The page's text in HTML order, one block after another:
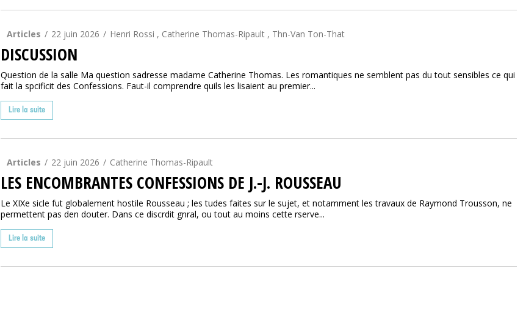
Articles 22 juin 2026 Henri Rossi , Catherine Thomas-Ripault , Thn-Van Ton-That
DISCUSSION
Question de la salle Ma question sadresse madame Catherine Thomas. Les romantiques ne semblent pas du tout sensibles ce qui
fait la spcificit des Confessions. Faut-il comprendre quils les lisaient au premier...
Lire la suite
Articles 22 juin 2026 Catherine Thomas-Ripault
LES ENCOMBRANTES CONFESSIONS DE J.-J. ROUSSEAU
Le XIXe sicle fut globalement hostile Rousseau ; les tudes faites sur le sujet, et notamment les travaux de Raymond Trousson, ne
permettent pas den douter. Dans ce discrdit gnral, ou tout au moins cette rserve...
Lire la suite